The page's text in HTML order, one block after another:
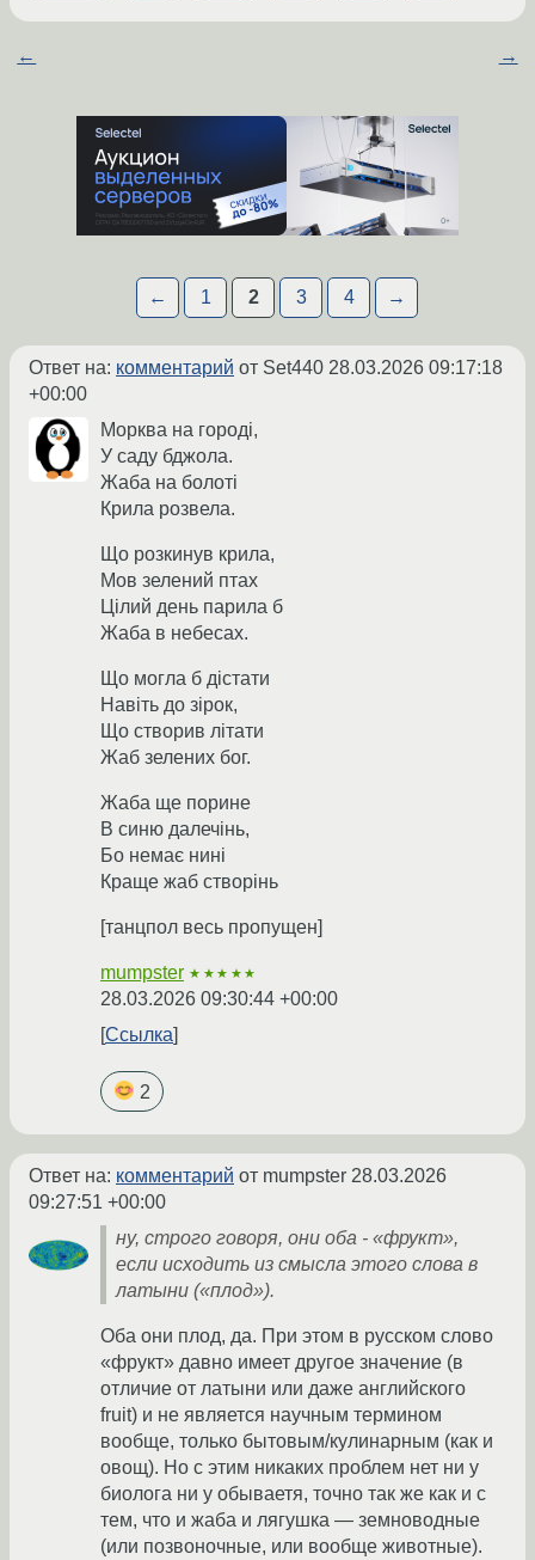
← →
← 1 2 3 4 →
Ответ на: комментарий от Set440 28.03.2026 09:17:18
+00:00
Морква на городi,
У саду бджола.
Жаба на болотi
Крила розвела.
Що розкинув крила,
Мов зелений птах
Цiлий день парила б
Жаба в небесах.
Що могла б дiстати
Hавiть до зiрок,
Що створив лiтати
Жаб зелених бог.
Жаба ще порине
В синю далечiнь,
Бо немає нинi
Краще жаб створiнь
[танцпол весь пропущен]
mumpster ★★★★★
28.03.2026 09:30:44 +00:00
Ссылка
2
Ответ на: комментарий от mumpster 28.03.2026
09:27:51 +00:00
ну, строго говоря, они оба - «фрукт»,
если исходить из смысла этого слова в
латыни («плод»).
Оба они плод, да. При этом в русском слово
«фрукт» давно имеет другое значение (в
отличие от латыни или даже английского
fruit) и не является научным термином
вообще, только бытовым/кулинарным (как и
овощ). Но с этим никаких проблем нет ни у
биолога ни у обываетя, точно так же как и с
тем, что и жаба и лягушка — земноводные
(или позвоночные, или вообще животные).